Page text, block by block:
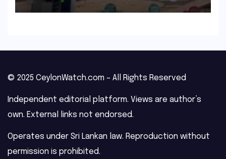
© 2025 CeylonWatch.com – All Rights Reserved
Independent editorial platform. Views are author’s
own. External links not endorsed.
Operates under Sri Lankan law. Reproduction without
permission is prohibited.